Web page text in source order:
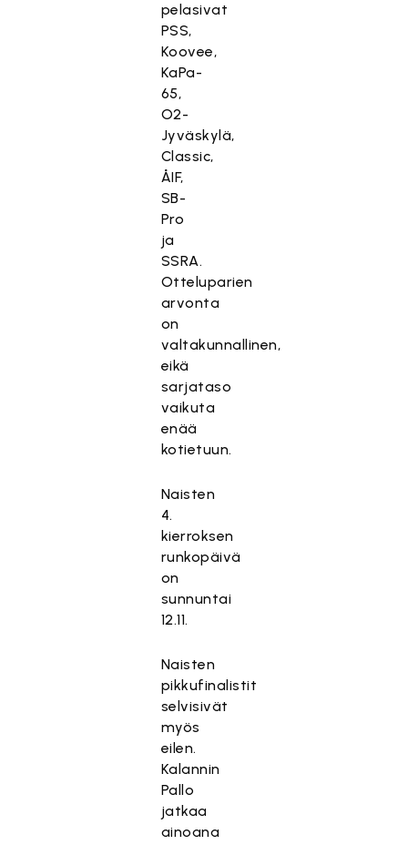
pelasivat
PSS,
Koovee,
KaPa-
65,
O2-
Jyväskylä,
Classic,
ÅIF,
SB-
Pro
ja
SSRA.
Otteluparien
arvonta
on
valtakunnallinen,
eikä
sarjataso
vaikuta
enää
kotietuun.
Naisten
4.
kierroksen
runkopäivä
on
sunnuntai
12.11.
Naisten
pikkufinalistit
selvisivät
myös
eilen.
Kalannin
Pallo
jatkaa
ainoana